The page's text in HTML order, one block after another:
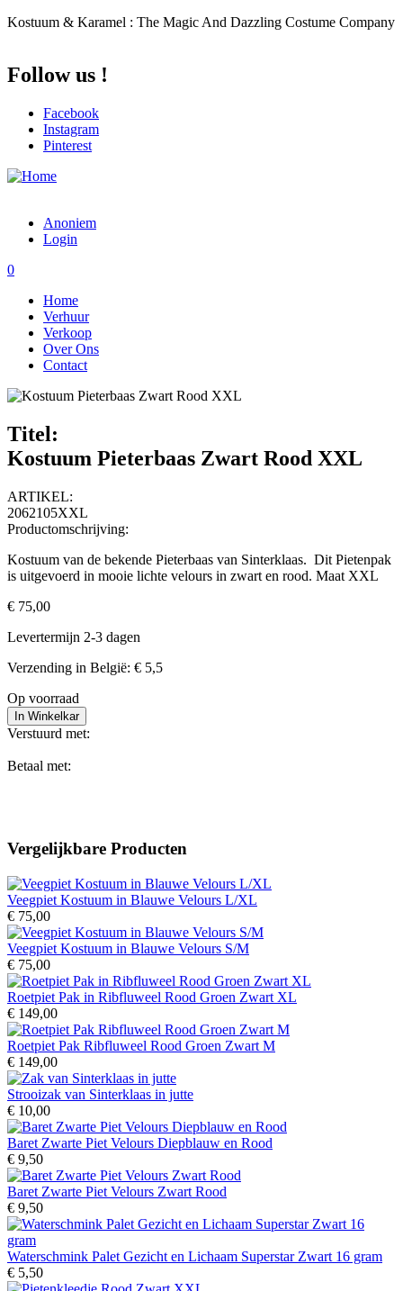
Overslaan en naar de inhoud gaan
Kostuum & Karamel : The Magic And Dazzling Costume Company
Follow us !
Facebook
Instagram
Pinterest
Anoniem
Login
0
Home
Verhuur
Verkoop
Over Ons
Contact
Titel:
Kostuum Pieterbaas Zwart Rood XXL
ARTIKEL:
2062105XXL
Productomschrijving:
Kostuum van de bekende Pieterbaas van Sinterklaas. Dit Pietenpak
is uitgevoerd in mooie lichte velours in zwart en rood. Maat XXL
€ 75,00
Levertermijn 2-3 dagen
Verzending in België: € 5,5
Op voorraad
In Winkelkar
Verstuurd met:
Betaal met:
Vergelijkbare Producten
Veegpiet Kostuum in Blauwe Velours L/XL
€ 75,00
Veegpiet Kostuum in Blauwe Velours S/M
€ 75,00
Roetpiet Pak in Ribfluweel Rood Groen Zwart XL
€ 149,00
Roetpiet Pak Ribfluweel Rood Groen Zwart M
€ 149,00
Strooizak van Sinterklaas in jutte
€ 10,00
Baret Zwarte Piet Velours Diepblauw en Rood
€ 9,50
Baret Zwarte Piet Velours Zwart Rood
€ 9,50
Waterschmink Palet Gezicht en Lichaam Superstar Zwart 16 gram
€ 5,50